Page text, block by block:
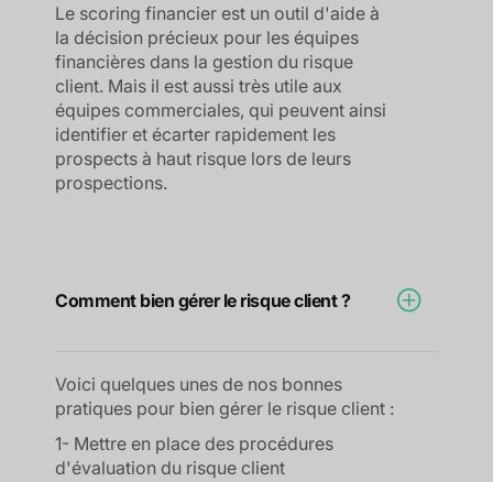
Le scoring financier est un outil d'aide à
la décision précieux pour les équipes
financières dans la gestion du risque
client. Mais il est aussi très utile aux
équipes commerciales, qui peuvent ainsi
identifier et écarter rapidement les
prospects à haut risque lors de leurs
prospections.
Comment bien gérer le risque client ?
Voici quelques unes de nos bonnes
pratiques pour bien gérer le risque client :
1- Mettre en place des procédures
d'évaluation du risque client